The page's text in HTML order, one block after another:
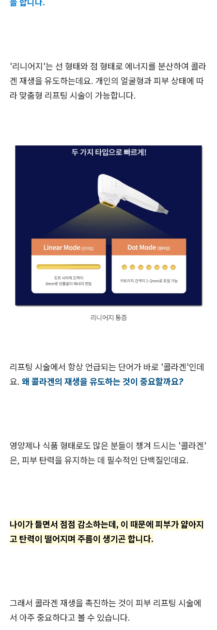
'리니어지'는 선 형태와 점 형태로 에너지를 분산하여 콜라
겐 재생을 유도하는데요. 개인의 얼굴형과 피부 상태에 따
라 맞춤형 리프팅 시술이 가능합니다.
리니어지 통증
리프팅 시술에서 항상 언급되는 단어가 바로 '콜라겐'인데
요. 왜 콜라겐의 재생을 유도하는 것이 중요할까요?
영양제나 식품 형태로도 많은 분들이 챙겨 드시는 '콜라겐'
은, 피부 탄력을 유지하는 데 필수적인 단백질인데요.
나이가 들면서 점점 감소하는데, 이 때문에 피부가 얇아지
고 탄력이 떨어지며 주름이 생기곤 합니다.
그래서 콜라겐 재생을 촉진하는 것이 피부 리프팅 시술에
서 아주 중요하다고 볼 수 있습니다.